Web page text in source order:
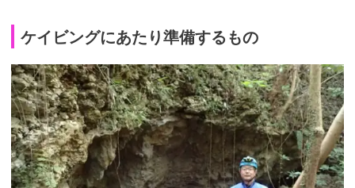
ケイビングにあたり準備するもの